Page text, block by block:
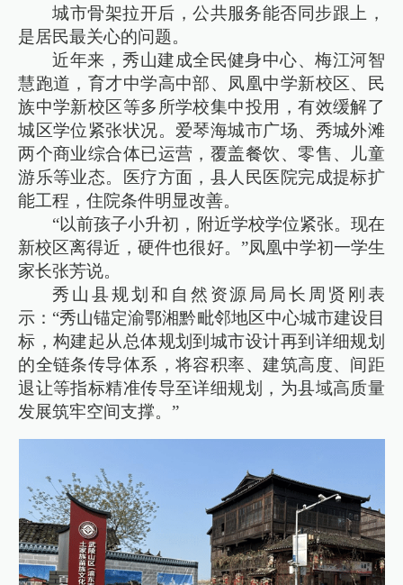
城市骨架拉开后，公共服务能否同步跟上，
是居民最关心的问题。
近年来，秀山建成全民健身中心、梅江河智
慧跑道，育才中学高中部、凤凰中学新校区、民
族中学新校区等多所学校集中投用，有效缓解了
城区学位紧张状况。爱琴海城市广场、秀城外滩
两个商业综合体已运营，覆盖餐饮、零售、儿童
游乐等业态。医疗方面，县人民医院完成提标扩
能工程，住院条件明显改善。
“以前孩子小升初，附近学校学位紧张。现在
新校区离得近，硬件也很好。”凤凰中学初一学生
家长张芳说。
秀山县规划和自然资源局局长周贤刚表
示：“秀山锚定渝鄂湘黔毗邻地区中心城市建设目
标，构建起从总体规划到城市设计再到详细规划
的全链条传导体系，将容积率、建筑高度、间距
退让等指标精准传导至详细规划，为县域高质量
发展筑牢空间支撑。”